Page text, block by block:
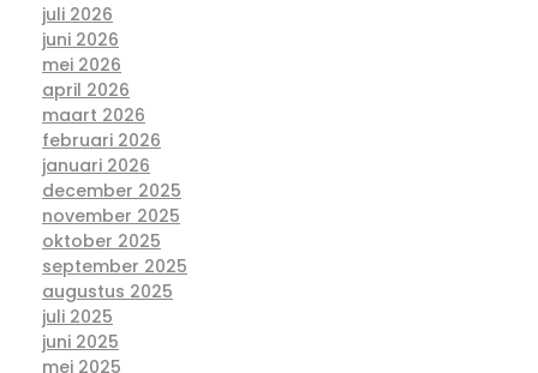
juli 2026
juni 2026
mei 2026
april 2026
maart 2026
februari 2026
januari 2026
december 2025
november 2025
oktober 2025
september 2025
augustus 2025
juli 2025
juni 2025
mei 2025